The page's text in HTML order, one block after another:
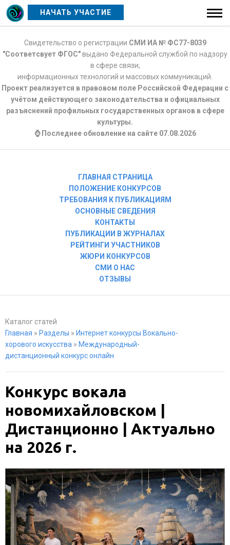
НАЧАТЬ УЧАСТИЕ
Свидетельство о регистрации СМИ ИА № ФС77-8039
"Соответсвует ФГОС"выдано Федеральной службой по надзору
в сфере связи,
информационных технологий и массовых коммуникаций.
Проект реализуется в правовом поле Российской Федерации с
учётом действующего законодательства и официальных
разъяснений профильных государственных органов в сфере
культуры.
⌚ Последнее обновление на сайте 07.08.2026
ГЛАВНАЯ СТРАНИЦА
ПОЛОЖЕНИЕ КОНКУРСОВ
ТРЕБОВАНИЯ К ПУБЛИКАЦИЯМ
ОСНОВНЫЕ СВЕДЕНИЯ
КОНТАКТЫ
ПУБЛИКАЦИИ В ЖУРНАЛАХ
РЕЙТИНГИ УЧАСТНИКОВ
ЖЮРИ КОНКУРСОВ
СМИ О НАС
ОТЗЫВЫ
Каталог статей
Главная » Разделы » Интернет конкурсы Вокально-
хорового искусства » Международный-
дистанционный конкурс онлайн
Конкурс вокала
новомихайловском |
Дистанционно | Актуально
на 2026 г.